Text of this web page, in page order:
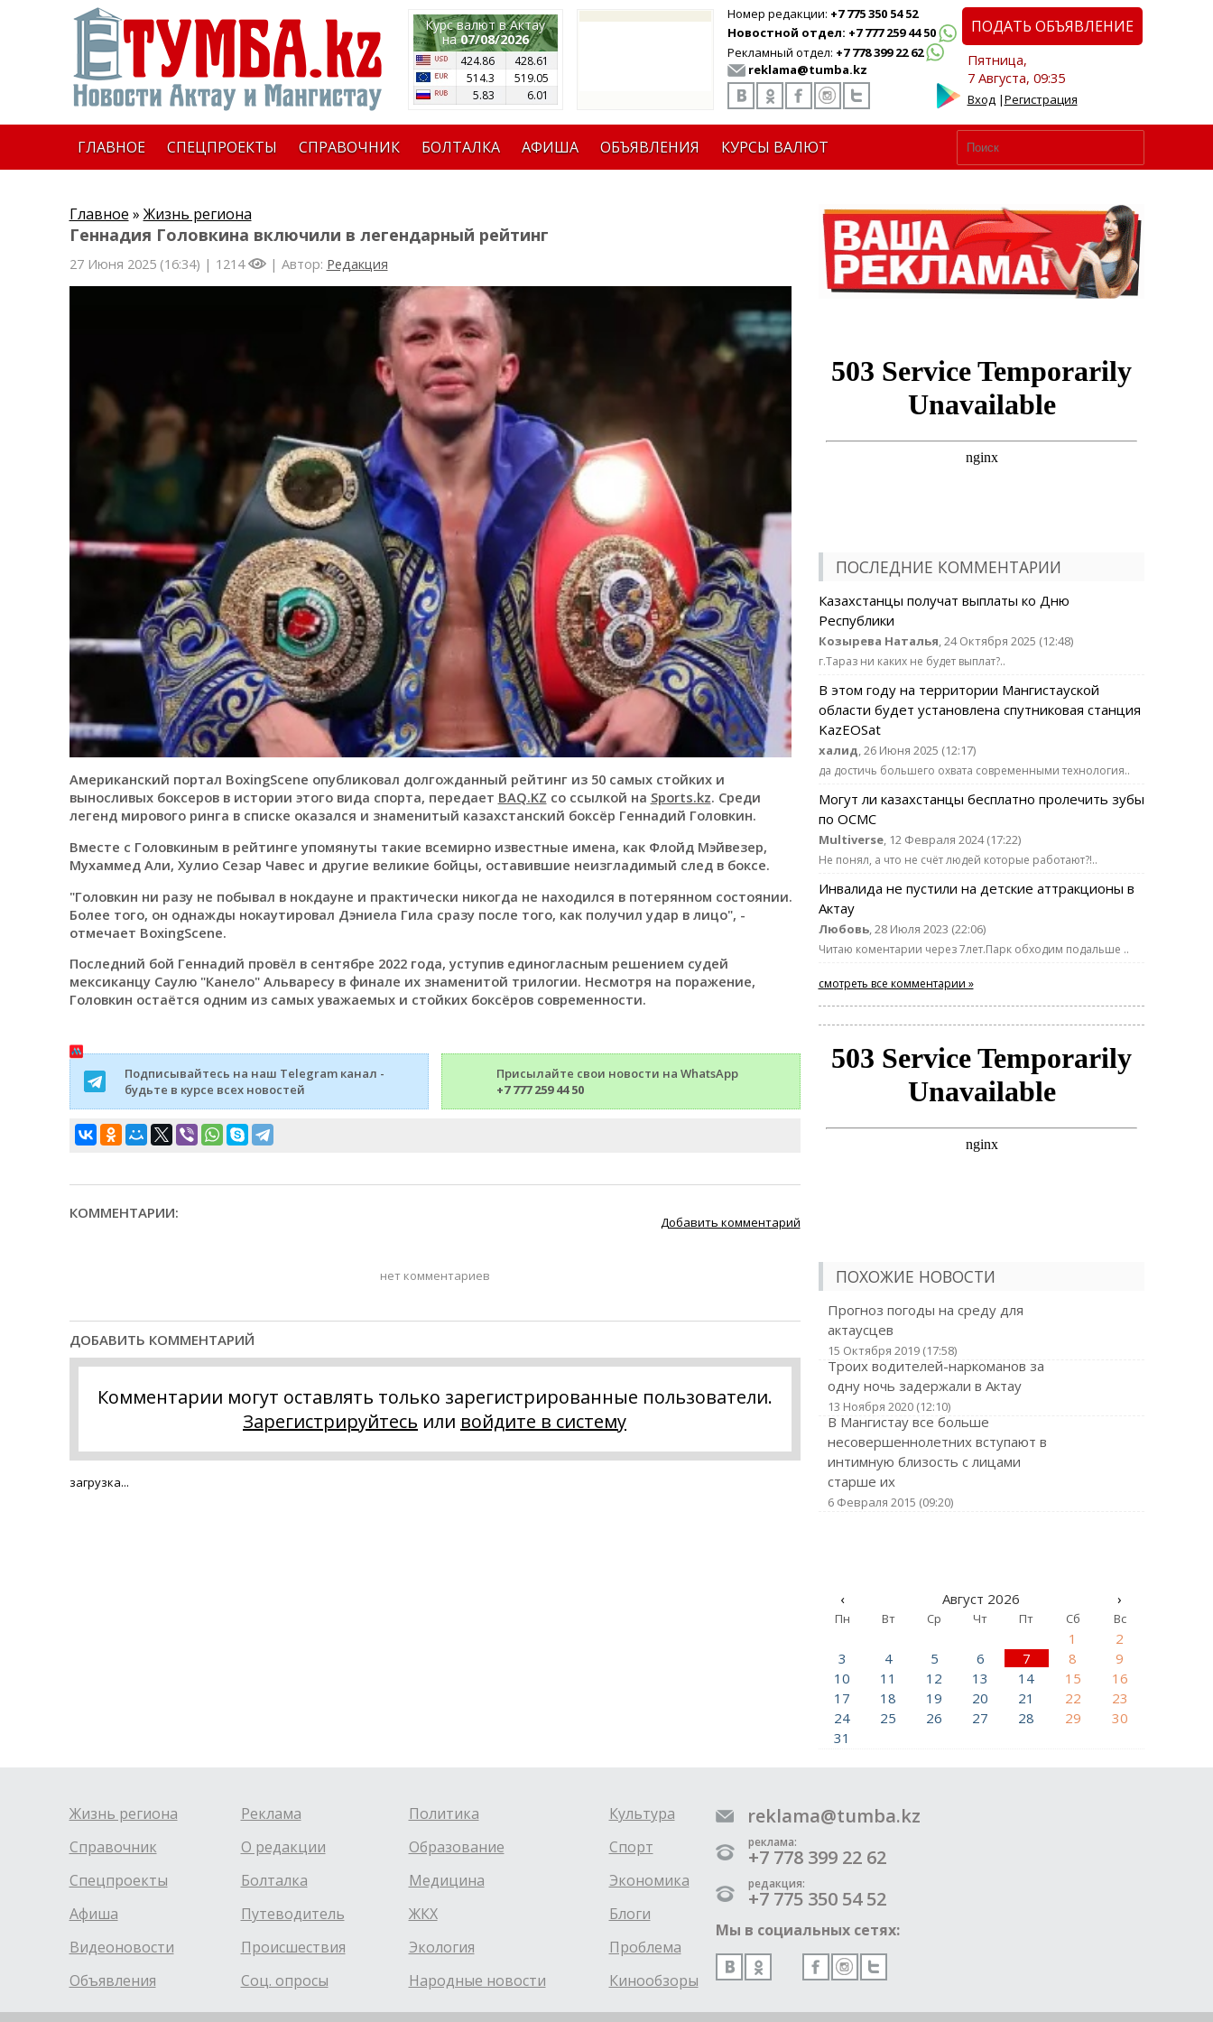
Курс валют в Актау
на07/08/2026
424.86
428.61
514.3
519.05
5.83
6.01
Номер редакции: +7 775 350 54 52
Новостной отдел: +7 777 259 44 50
Рекламный отдел: +7 778 399 22 62
reklama@tumba.kz
ПОДАТЬ ОБЪЯВЛЕНИЕ
Пятница,
7 Августа, 09:35
Вход|Регистрация
ГЛАВНОЕ СПЕЦПРОЕКТЫ СПРАВОЧНИК БОЛТАЛКА АФИША ОБЪЯВЛЕНИЯ КУРСЫ ВАЛЮТ
Главное » Жизнь региона
Геннадия Головкина включили в легендарный рейтинг
27 Июня 2025 (16:34) | 1214 | Автор: Редакция
Американский портал BoxingScene опубликовал долгожданный рейтинг из 50 самых стойких и
выносливых боксеров в истории этого вида спорта, передает BAQ.KZ со ссылкой на Sports.kz. Среди
легенд мирового ринга в списке оказался и знаменитый казахстанский боксёр Геннадий Головкин.
Вместе с Головкиным в рейтинге упомянуты такие всемирно известные имена, как Флойд Мэйвезер,
Мухаммед Али, Хулио Сезар Чавес и другие великие бойцы, оставившие неизгладимый след в боксе.
"Головкин ни разу не побывал в нокдауне и практически никогда не находился в потерянном состоянии.
Более того, он однажды нокаутировал Дэниела Гила сразу после того, как получил удар в лицо", -
отмечает BoxingScene.
Последний бой Геннадий провёл в сентябре 2022 года, уступив единогласным решением судей
мексиканцу Саулю "Канело" Альваресу в финале их знаменитой трилогии. Несмотря на поражение,
Головкин остаётся одним из самых уважаемых и стойких боксёров современности.
Подписывайтесь на наш Telegram канал -
будьте в курсе всех новостей
Присылайте свои новости на WhatsApp
+7 777 259 44 50
КОММЕНТАРИИ:
Добавить комментарий
нет комментариев
ДОБАВИТЬ КОММЕНТАРИЙ
Комментарии могут оставлять только зарегистрированные пользователи.
Зарегистрируйтесь или войдите в систему
загрузка...
ПОСЛЕДНИЕ КОММЕНТАРИИ
Казахстанцы получат выплаты ко Дню
Республики
Козырева Наталья, 24 Октября 2025 (12:48)
г.Тараз ни каких не будет выплат?..
В этом году на территории Мангистауской
области будет установлена спутниковая станция
KazEOSat
халид, 26 Июня 2025 (12:17)
да достичь большего охвата современными технология..
Могут ли казахстанцы бесплатно пролечить зубы
по ОСМС
Multiverse, 12 Февраля 2024 (17:22)
Не понял, а что не счёт людей которые работают?!..
Инвалида не пустили на детские аттракционы в
Актау
Любовь, 28 Июля 2023 (22:06)
Читаю коментарии через 7лет.Парк обходим подальше ..
смотреть все комментарии »
ПОХОЖИЕ НОВОСТИ
Прогноз погоды на среду для
актаусцев
15 Октября 2019 (17:58)
Троих водителей-наркоманов за
одну ночь задержали в Актау
13 Ноября 2020 (12:10)
В Мангистау все больше
несовершеннолетних вступают в
интимную близость с лицами
старше их
6 Февраля 2015 (09:20)
‹ Август 2026 ›
Пн Вт Ср Чт Пт Сб Вс
1
2
3
4 5 6 7 8
9
10
11 12 13 14 15
16
17
18 19 20 21 22
23
24
25 26 27 28 29
30
31
Жизнь региона
Справочник
Спецпроекты
Афиша
Видеоновости
Объявления
Реклама
О редакции
Болталка
Путеводитель
Происшествия
Соц. опросы
Политика
Образование
Медицина
ЖКХ
Экология
Народные новости
Культура
Спорт
Экономика
Блоги
Проблема
Кинообзоры
reklama@tumba.kz
реклама:
+7 778 399 22 62
редакция:
+7 775 350 54 52
Мы в социальных сетях: